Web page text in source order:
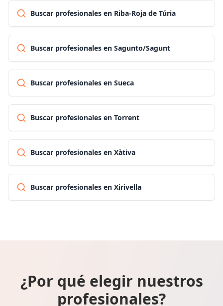
Buscar profesionales en Riba-Roja de Túria
Buscar profesionales en Sagunto/Sagunt
Buscar profesionales en Sueca
Buscar profesionales en Torrent
Buscar profesionales en Xàtiva
Buscar profesionales en Xirivella
¿Por qué elegir nuestros
profesionales?